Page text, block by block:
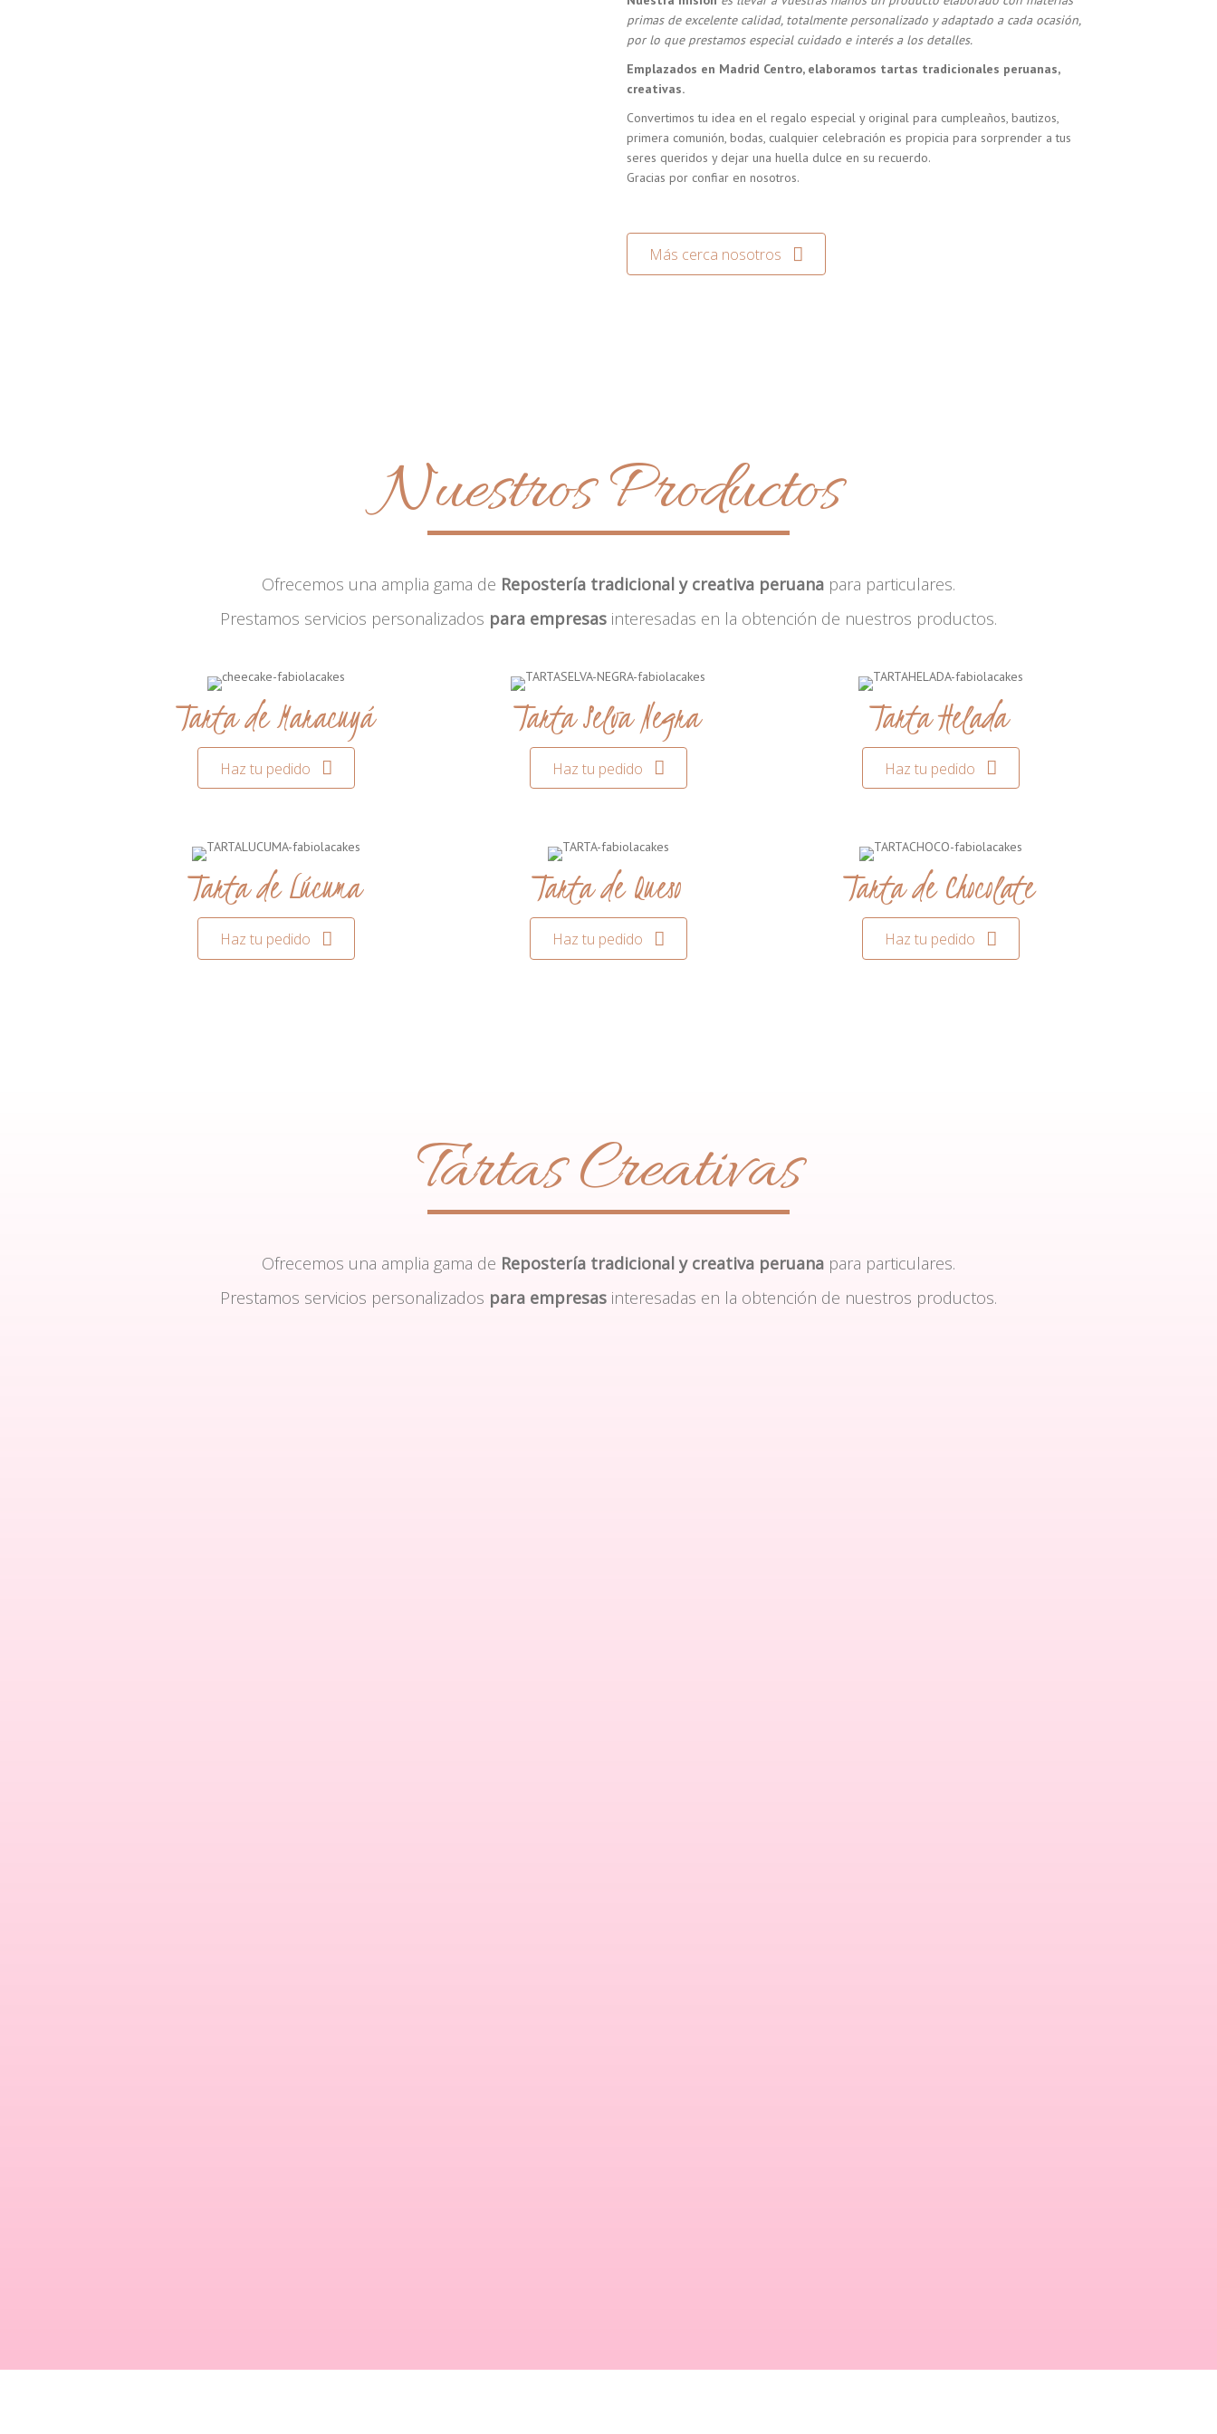
primas de excelente calidad, totalmente personalizado y adaptado a cada ocasión,
por lo que prestamos especial cuidado e interés a los detalles.
Emplazados en Madrid Centro, elaboramos tartas tradicionales peruanas,
creativas.
Convertimos tu idea en el regalo especial y original para cumpleaños, bautizos,
primera comunión, bodas, cualquier celebración es propicia para sorprender a tus
seres queridos y dejar una huella dulce en su recuerdo.
Gracias por confiar en nosotros.
Más cerca nosotros
Nuestros Productos
Ofrecemos una amplia gama de Repostería tradicional y creativa peruana para particulares.
Prestamos servicios personalizados para empresas interesadas en la obtención de nuestros productos.
Tarta de Maracuyá
Haz tu pedido
Tarta Selva Negra
Haz tu pedido
Tarta Helada
Haz tu pedido
Tarta de Lúcuma
Haz tu pedido
Tarta de Queso
Haz tu pedido
Tarta de Chocolate
Haz tu pedido
Tartas Creativas
Ofrecemos una amplia gama de Repostería tradicional y creativa peruana para particulares.
Prestamos servicios personalizados para empresas interesadas en la obtención de nuestros productos.